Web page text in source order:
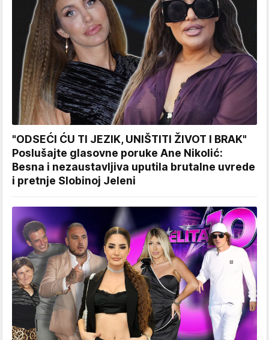
"ODSEĆI ĆU TI JEZIK, UNIŠTITI ŽIVOT I BRAK"
Poslušajte glasovne poruke Ane Nikolić:
Besna i nezaustavljiva uputila brutalne uvrede
i pretnje Slobinoj Jeleni